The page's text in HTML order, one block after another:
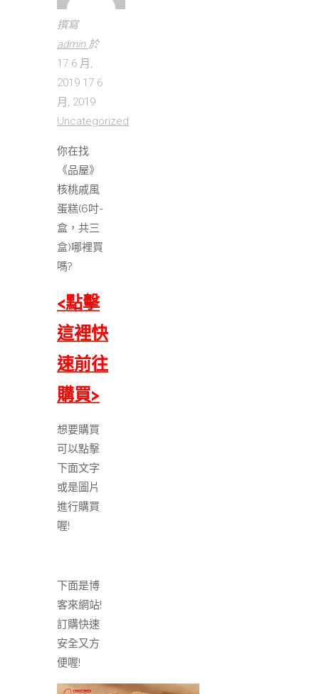
撰寫
admin 於
17 6 月,
2019 17 6
月, 2019
Uncategorized
你在找
《品屋》
核桃戚風
蛋糕(6吋-
盒，共三
盒)哪裡買
嗎?
<點擊
這裡快
速前往
購買>
想要購買
可以點擊
下面文字
或是圖片
進行購買
喔!
下面是博
客來網站!
訂購快速
安全又方
便喔!
部